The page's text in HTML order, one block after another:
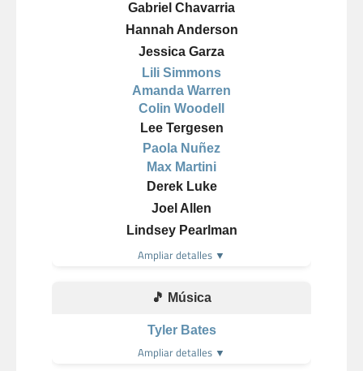
Gabriel Chavarria
Hannah Anderson
Jessica Garza
Lili Simmons
Amanda Warren
Colin Woodell
Lee Tergesen
Paola Nuñez
Max Martini
Derek Luke
Joel Allen
Lindsey Pearlman
Ampliar detalles ▼
🎵 Música
Tyler Bates
Ampliar detalles ▼